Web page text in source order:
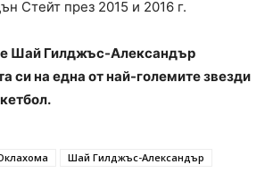
Стейт през 2015 и 2016 г.
Шай Гилджъс-Александър
си на една от най-големите звезди
Шай Гилджъс-Александър